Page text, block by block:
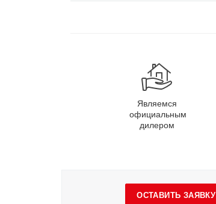
Являемся
официальным
дилером
ОСТАВИТЬ ЗАЯВКУ